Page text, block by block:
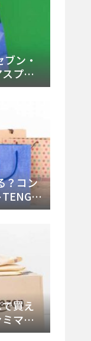
ン・
プレ
る種
？コン
場所
買え
マの